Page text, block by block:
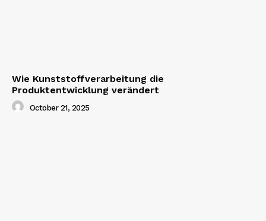
Wie Kunststoffverarbeitung die
Produktentwicklung verändert
October 21, 2025